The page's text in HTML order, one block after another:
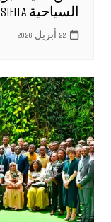
السياحية AIDA STELLA
22 أبريل 2026